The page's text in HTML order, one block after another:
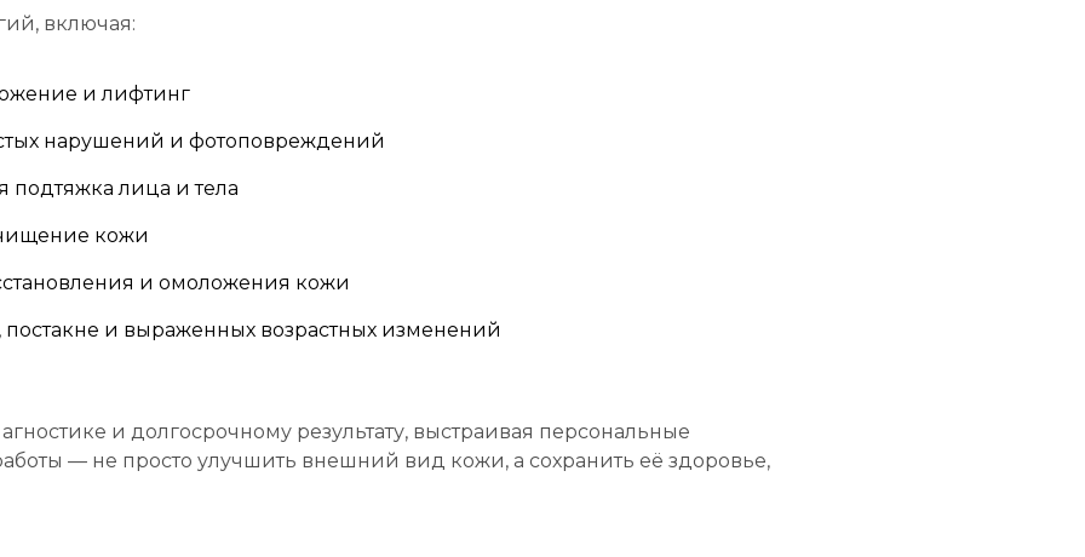
, включая:
и лифтинг
нарушений и фотоповреждений
подтяжка лица и тела
кожи
и омоложения кожи
и выраженных возрастных изменений
и долгосрочному результату, выстраивая персональные
— не просто улучшить внешний вид кожи, а сохранить её здоровье,